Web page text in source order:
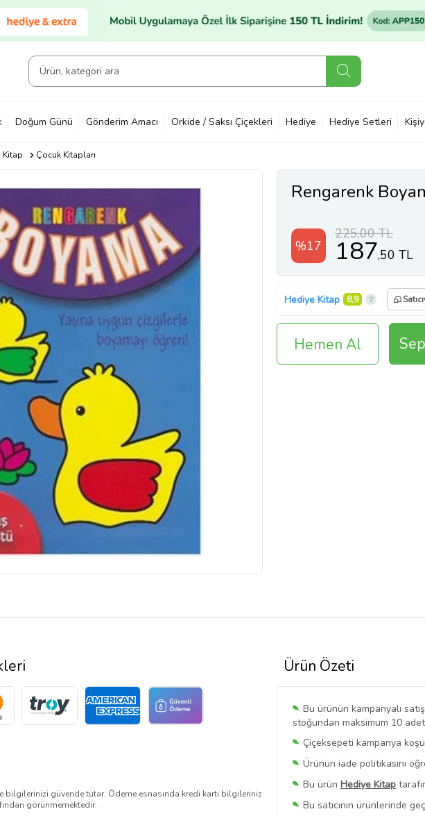
Doğum Günü Gönderim Amacı Orkide / Saksı Çiçekleri Hediye Hediye Setleri
Kitap Çocuk Kitapları
Rengarenk
%17
225,00 TL
187,50 TL
Hediye Kitap 8,9
Hemen Al
Ürün Özeti
Bu ürünün kampanyalı
stoğundan maksimum 10
Çiçeksepeti kampanya
Ürünün iade politikasını
Bu ürün Hediye Kitap
Bu satıcının ürünlerinde
bilgilerinizi güvende tutar. Ödeme esnasında kredi kartı bilgileriniz
görünmemektedir.